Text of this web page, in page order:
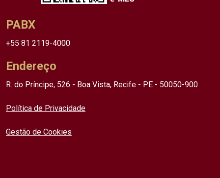
PABX
+55 81 2119-4000
Endereço
R. do Príncipe, 526 - Boa Vista, Recife - PE - 50050-900
Política de Privacidade
Gestão de Cookies